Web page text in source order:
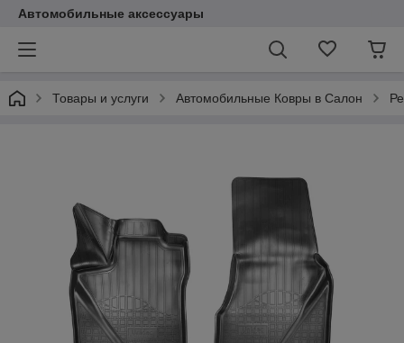
Автомобильные аксессуары
Товары и услуги Автомобильные Ковры в Салон